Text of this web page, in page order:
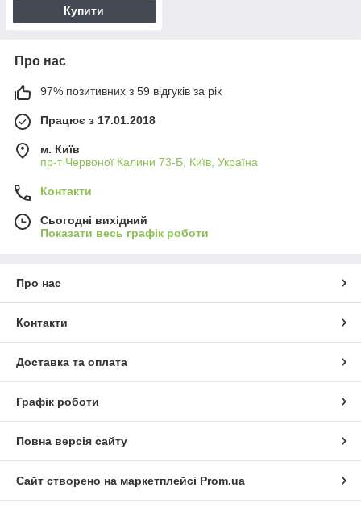
Купити
Про нас
97% позитивних з 59 відгуків за рік
Працює з 17.01.2018
м. Київ
пр-т Червоної Калини 73-Б, Київ, Україна
Контакти
Сьогодні вихідний
Показати весь графік роботи
Про нас
Контакти
Доставка та оплата
Графік роботи
Повна версія сайту
Сайт створено на маркетплейсі Prom.ua